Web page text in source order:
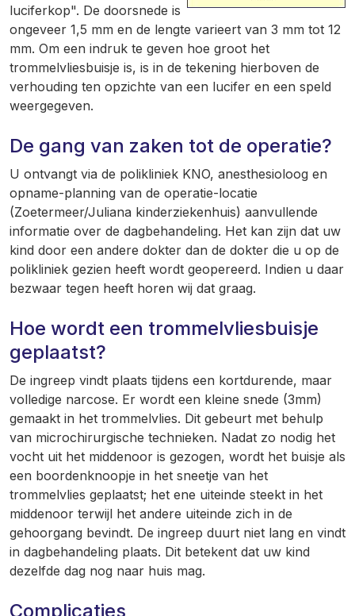
luciferkop". De doorsnede is
ongeveer 1,5 mm en de lengte varieert van 3 mm tot 12
mm. Om een indruk te geven hoe groot het
trommelvliesbuisje is, is in de tekening hierboven de
verhouding ten opzichte van een lucifer en een speld
weergegeven.
De gang van zaken tot de operatie?
U ontvangt via de polikliniek KNO, anesthesioloog en
opname-planning van de operatie-locatie
(Zoetermeer/Juliana kinderziekenhuis) aanvullende
informatie over de dagbehandeling. Het kan zijn dat uw
kind door een andere dokter dan de dokter die u op de
polikliniek gezien heeft wordt geopereerd. Indien u daar
bezwaar tegen heeft horen wij dat graag.
Hoe wordt een trommelvliesbuisje
geplaatst?
De ingreep vindt plaats tijdens een kortdurende, maar
volledige narcose. Er wordt een kleine snede (3mm)
gemaakt in het trommelvlies. Dit gebeurt met behulp
van microchirurgische technieken. Nadat zo nodig het
vocht uit het middenoor is gezogen, wordt het buisje als
een boordenknoopje in het sneetje van het
trommelvlies geplaatst; het ene uiteinde steekt in het
middenoor terwijl het andere uiteinde zich in de
gehoorgang bevindt. De ingreep duurt niet lang en vindt
in dagbehandeling plaats. Dit betekent dat uw kind
dezelfde dag nog naar huis mag.
Complicaties